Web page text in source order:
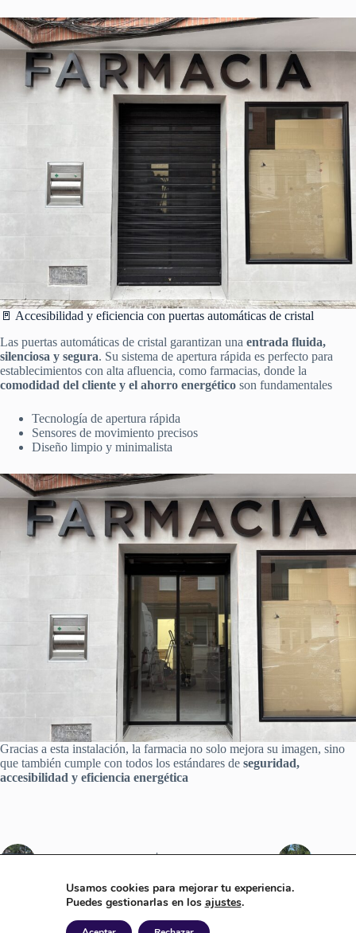
🚪 Accesibilidad y eficiencia con puertas automáticas de cristal
Las puertas automáticas de cristal garantizan una entrada fluida,
silenciosa y segura. Su sistema de apertura rápida es perfecto para
establecimientos con alta afluencia, como farmacias, donde la
comodidad del cliente y el ahorro energético son fundamentales
Tecnología de apertura rápida
Sensores de movimiento precisos
Diseño limpio y minimalista
Gracias a esta instalación, la farmacia no solo mejora su imagen, sino
que también cumple con todos los estándares de seguridad,
accesibilidad y eficiencia energética
Usamos cookies para mejorar tu experiencia.
Puedes gestionarlas en los ajustes.